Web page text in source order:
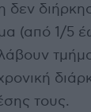
δεν
(από 1/5
λάβουν
τους.